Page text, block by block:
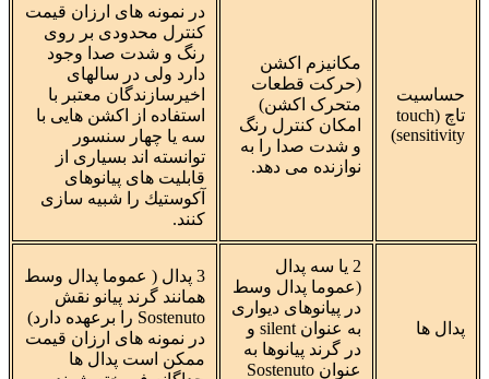
حساسیت
تاچ (touch
sensitivity)
مکانیزم اکشن
(حرکت قطعات
متحرک اکشن)
امکان کنترل رنگ
و شدت صدا را به
نوازنده می دهد.
در نمونه های ارزان قیمت
کنترل محدودی بر روی
رنگ و شدت صدا وجود
دارد ولی در سالهای
اخیرسازندگان معتبر با
استفاده از اكشن هایی با
سه یا چهار سنسور
توانسته اند بسیاری از
قابلیت های پیانوهای
آكوستیك را شبیه سازی
كنند.
پدال ها
2 یا سه پدال
(عموما پدال وسط
در پیانوهای دیواری
به عنوان silent و
در گرند پیانوها به
عنوان Sostenuto
3 پدال ( عموما پدال وسط
همانند گرند پیانو نقش
Sostenuto را برعهده دارد)
در نمونه های ارزان قیمت
ممکن است پدال ها